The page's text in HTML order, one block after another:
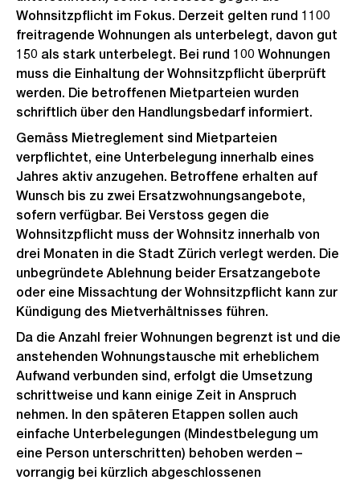
Wohnsitzpflicht im Fokus. Derzeit gelten rund 1100
freitragende Wohnungen als unterbelegt, davon gut
150 als stark unterbelegt. Bei rund 100 Wohnungen
muss die Einhaltung der Wohnsitzpflicht überprüft
werden. Die betroffenen Mietparteien wurden
schriftlich über den Handlungsbedarf informiert.
Gemäss Mietreglement sind Mietparteien
verpflichtet, eine Unterbelegung innerhalb eines
Jahres aktiv anzugehen. Betroffene erhalten auf
Wunsch bis zu zwei Ersatzwohnungsangebote,
sofern verfügbar. Bei Verstoss gegen die
Wohnsitzpflicht muss der Wohnsitz innerhalb von
drei Monaten in die Stadt Zürich verlegt werden. Die
unbegründete Ablehnung beider Ersatzangebote
oder eine Missachtung der Wohnsitzpflicht kann zur
Kündigung des Mietverhältnisses führen.
Da die Anzahl freier Wohnungen begrenzt ist und die
anstehenden Wohnungstausche mit erheblichem
Aufwand verbunden sind, erfolgt die Umsetzung
schrittweise und kann einige Zeit in Anspruch
nehmen. In den späteren Etappen sollen auch
einfache Unterbelegungen (Mindestbelegung um
eine Person unterschritten) behoben werden –
vorrangig bei kürzlich abgeschlossenen